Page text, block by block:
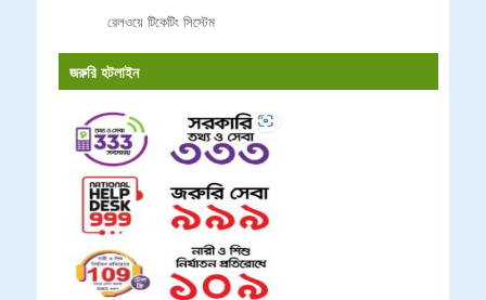
রেলওয়ে টিকেটিং সিস্টেম
জরুরি হটলাইন